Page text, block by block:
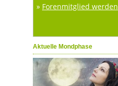
» Forenmitglied werden
Aktuelle Mondphase